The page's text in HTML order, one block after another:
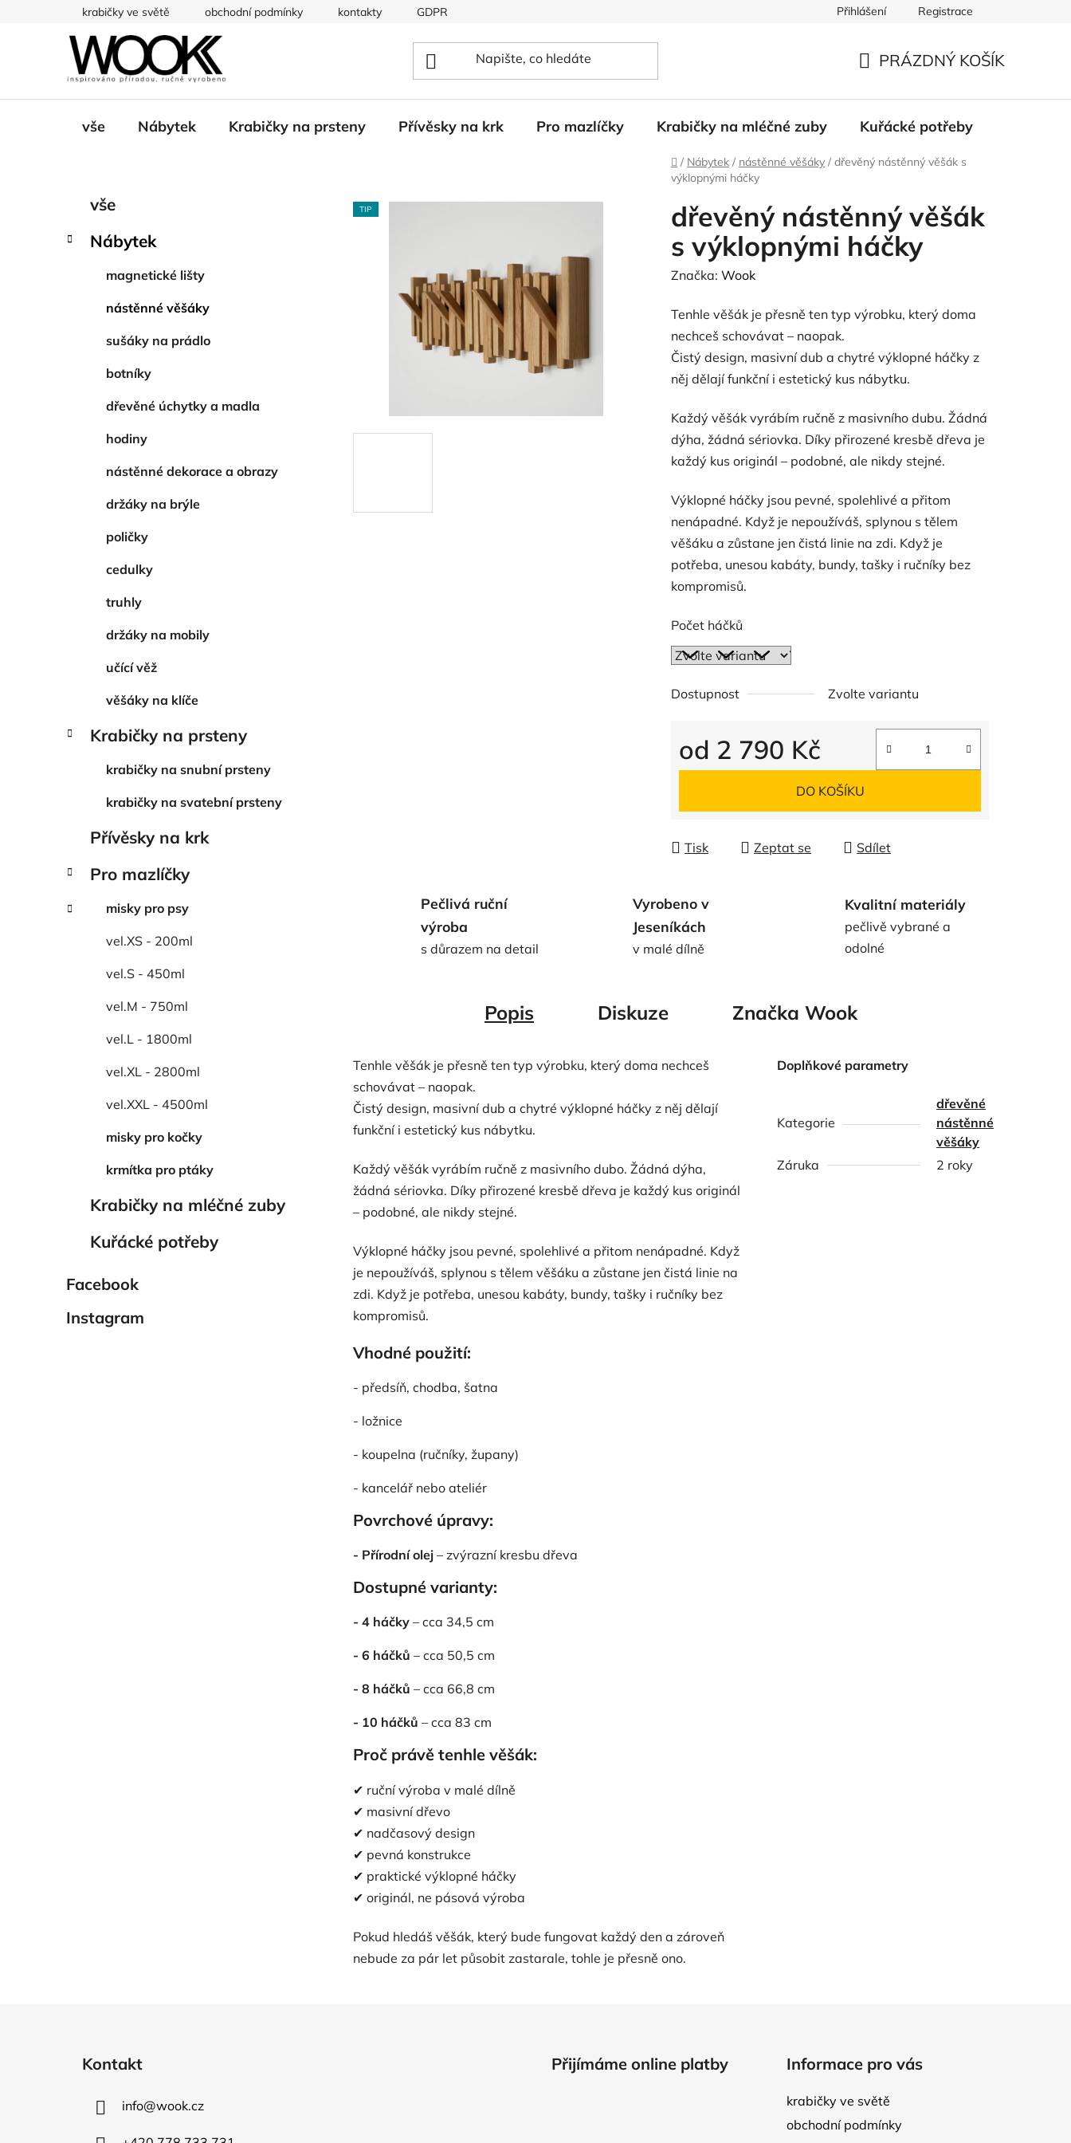
krabičky ve světě obchodní podmínky kontakty GDPR Přihlášení Registrace
KOŠÍK
PRÁZDNÝ KOŠÍK
vše Nábytek Krabičky na prsteny Přívěsky na krk Pro mazlíčky Krabičky na mléčné zuby Kuřácké potřeby
Domů
/ Nábytek / nástěnné věšáky / dřevěný nástěnný věšák s
výklopnými háčky
s
kategorie
e
vše
Nábytek
magnetické lišty
nástěnné věšáky
sušáky na prádlo
botníky
dřevěné úchytky a madla
hodiny
nástěnné dekorace a obrazy
držáky na brýle
poličky
cedulky
truhly
držáky na mobily
učící věž
věšáky na klíče
Krabičky na prsteny
krabičky na snubní prsteny
krabičky na svatební prsteny
Přívěsky na krk
Pro mazlíčky
misky pro psy
vel.XS - 200ml
vel.S - 450ml
vel.M - 750ml
vel.L - 1800ml
vel.XL - 2800ml
vel.XXL - 4500ml
misky pro kočky
krmítka pro ptáky
Krabičky na mléčné zuby
Kuřácké potřeby
Facebook
Instagram
dřevěný nástěnný věšák
s výklopnými háčky
Značka: Wook
Tenhle věšák je přesně ten typ výrobku, který doma
nechceš schovávat – naopak.
Čistý design, masivní dub a chytré výklopné háčky z
něj dělají funkční i estetický kus nábytku.
Každý věšák vyrábím ručně z masivního dubu. Žádná
dýha, žádná sériovka. Díky přirozené kresbě dřeva je
každý kus originál – podobné, ale nikdy stejné.
Výklopné háčky jsou pevné, spolehlivé a přitom
nenápadné. Když je nepoužíváš, splynou s tělem
věšáku a zůstane jen čistá linie na zdi. Když je
potřeba, unesou kabáty, bundy, tašky i ručníky bez
kompromisů.
Počet háčků
Dostupnost Zvolte variantu
od 2 790 Kč
Měrná cena:
DO KOŠÍKU
Tisk Zeptat se Sdílet
TIP
Pečlivá ruční
výroba
s důrazem na detail
Vyrobeno v
Jeseníkách
v malé dílně
Kvalitní materiály
pečlivě vybrané a
odolné
Popis Diskuze Značka Wook
Tenhle věšák je přesně ten typ výrobku, který doma nechceš
schovávat – naopak.
Čistý design, masivní dub a chytré výklopné háčky z něj dělají
funkční i estetický kus nábytku.
Každý věšák vyrábím ručně z masivního dubo. Žádná dýha,
žádná sériovka. Díky přirozené kresbě dřeva je každý kus originál
– podobné, ale nikdy stejné.
Výklopné háčky jsou pevné, spolehlivé a přitom nenápadné. Když
je nepoužíváš, splynou s tělem věšáku a zůstane jen čistá linie na
zdi. Když je potřeba, unesou kabáty, bundy, tašky i ručníky bez
kompromisů.
Vhodné použití:
- předsíň, chodba, šatna
- ložnice
- koupelna (ručníky, župany)
- kancelář nebo ateliér
Povrchové úpravy:
- Přírodní olej – zvýrazní kresbu dřeva
Dostupné varianty:
- 4 háčky – cca 34,5 cm
- 6 háčků – cca 50,5 cm
- 8 háčků – cca 66,8 cm
- 10 háčků – cca 83 cm
Proč právě tenhle věšák:
✔ ruční výroba v malé dílně
✔ masivní dřevo
✔ nadčasový design
✔ pevná konstrukce
✔ praktické výklopné háčky
✔ originál, ne pásová výroba
Pokud hledáš věšák, který bude fungovat každý den a zároveň
nebude za pár let působit zastarale, tohle je přesně ono.
Doplňkové parametry
Kategorie
dřevěné
nástěnné
věšáky
Záruka
2 roky
Kontakt
info@wook.cz
Přijímáme online platby Informace pro vás
krabičky ve světě
obchodní podmínky